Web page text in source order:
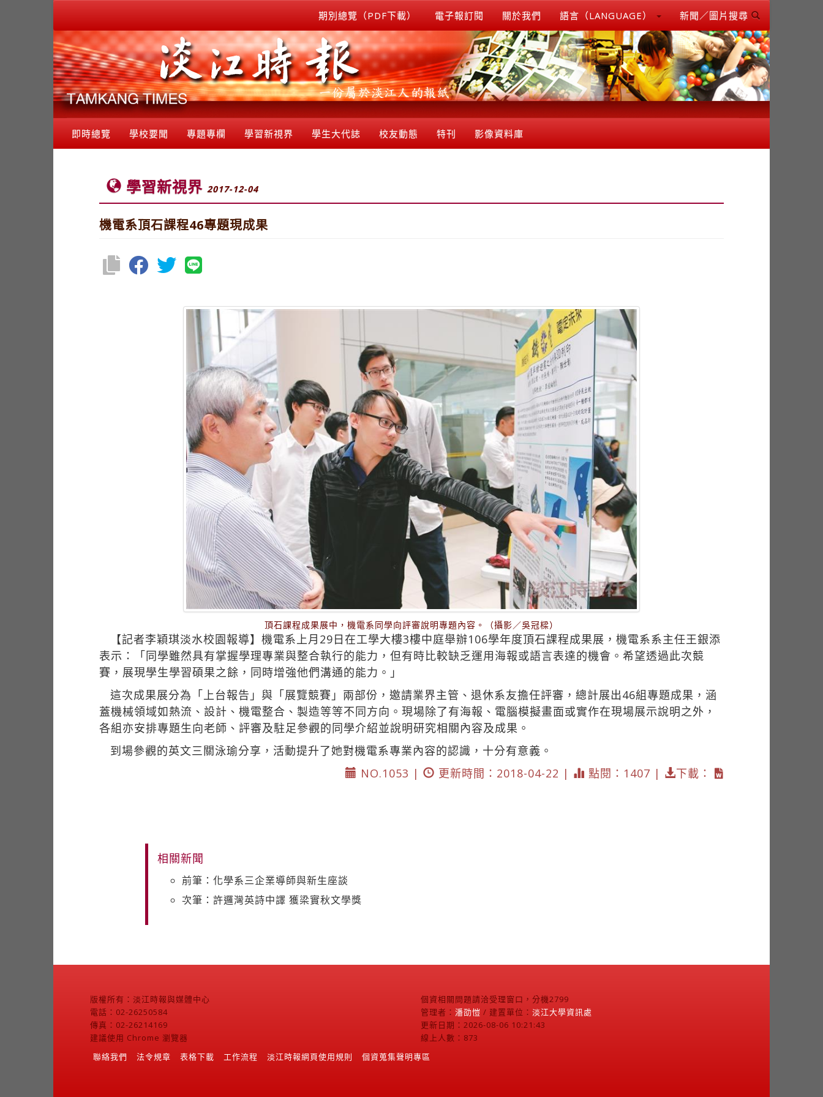
期別總覽（PDF下載） 電子報訂閱 關於我們 語言（LANGUAGE） 新聞／圖片搜尋
即時總覽 學校要聞 專題專欄 學習新視界 學生大代誌 校友動態 特刊 影像資料庫
學習新視界 2017-12-04
機電系頂石課程46專題現成果
頂石課程成果展中，機電系同學向評審說明專題內容。（攝影／吳冠樑）
【記者李穎琪淡水校園報導】機電系上月29日在工學大樓3樓中庭舉辦106學年度頂石課程成果展，機電系系主任王銀添
表示：「同學雖然具有掌握學理專業與整合執行的能力，但有時比較缺乏運用海報或語言表達的機會。希望透過此次競
賽，展現學生學習碩果之餘，同時增強他們溝通的能力。」
這次成果展分為「上台報告」與「展覽競賽」兩部份，邀請業界主管、退休系友擔任評審，總計展出46組專題成果，涵
蓋機械領域如熱流、設計、機電整合、製造等等不同方向。現場除了有海報、電腦模擬畫面或實作在現場展示說明之外，
各組亦安排專題生向老師、評審及駐足參觀的同學介紹並說明研究相關內容及成果。
到場參觀的英文三關泳瑜分享，活動提升了她對機電系專業內容的認識，十分有意義。
NO.1053 |
更新時間：2018-04-22 | 點閱：1407 | 下載：
相關新聞
前筆：化學系三企業導師與新生座談
次筆：許邏灣英詩中譯 獲梁實秋文學獎
版權所有：淡江時報與媒體中心
電話：02-26250584
傳真：02-26214169
建議使用 Chrome 瀏覽器
個資相關問題請洽受理窗口，分機2799
管理者： 潘劭愷 / 建置單位： 淡江大學資訊處
更新日期：2026-08-06 10:21:43
線上人數：873
聯絡我們
法令規章 表格下載 工作流程 淡江時報網頁使用規則 個資蒐集聲明專區